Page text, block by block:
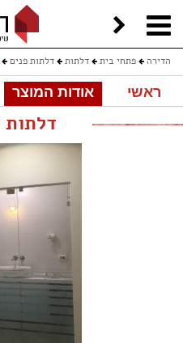
הדירה פתחי בית דלתות דלתות פנים
ראשי אודות המוצר
דלתות